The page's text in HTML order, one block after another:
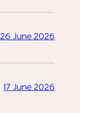
26 June 2026
17 June 2026